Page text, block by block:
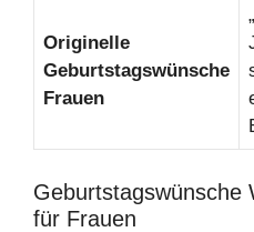
Originelle
Geburtstagswünsche
Frauen
Geburtstagswünsche
für Frauen